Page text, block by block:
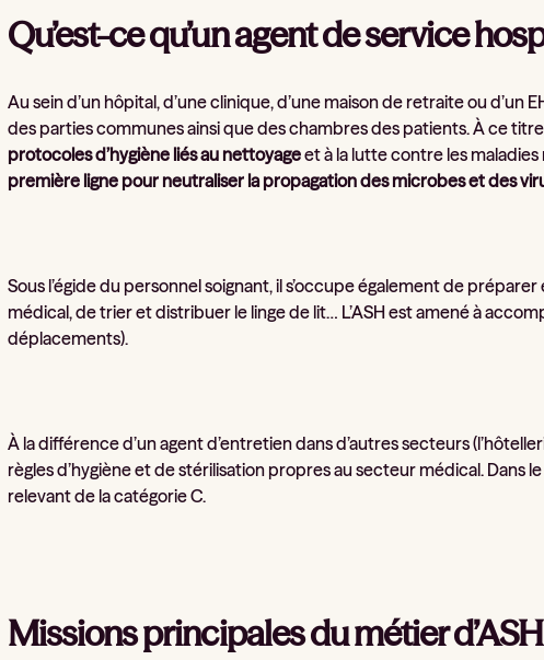
Qu’est-ce qu’un agent de service
Au sein d’un hôpital, d’une clinique, d’une maison de retraite ou
des parties communes ainsi que des chambres des patients. À ce
protocoles d’hygiène liés au nettoyageet à la lutte contre les maladies
première ligne pour neutraliser la propagation des microbes et des
Sous l’égide du personnel soignant, il s’occupe également de
médical, de trier et distribuer le linge de lit… L’ASH est amené à
déplacements).
À la différence d’un agent d’entretien dans d’autres secteurs
règles d’hygiène et de stérilisation propres au secteur médical.
relevant de la catégorie C.
Missions principales du métier d’ASH